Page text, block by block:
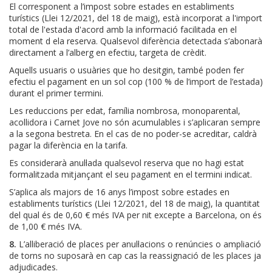
El corresponent a l’impost sobre estades en establiments
turístics (Llei 12/2021, del 18 de maig), està incorporat a l'import
total de l'estada d'acord amb la informació facilitada en el
moment d ela reserva. Qualsevol diferència detectada s’abonarà
directament a l’alberg en efectiu, targeta de crèdit.
Aquells usuaris o usuàries que ho desitgin, també poden fer
efectiu el pagament en un sol cop (100 % de l’import de l’estada)
durant el primer termini.
Les reduccions per edat, família nombrosa, monoparental,
acollidora i Carnet Jove no són acumulables i s’aplicaran sempre
a la segona bestreta. En el cas de no poder-se acreditar, caldrà
pagar la diferència en la tarifa.
Es considerarà anul·lada qualsevol reserva que no hagi estat
formalitzada mitjançant el seu pagament en el termini indicat.
S’aplica als majors de 16 anys l’impost sobre estades en
establiments turístics (Llei 12/2021, del 18 de maig), la quantitat
del qual és de 0,60 € més IVA per nit excepte a Barcelona, on és
de 1,00 € més IVA.
8. L’alliberació de places per anul·lacions o renúncies o ampliació
de torns no suposarà en cap cas la reassignació de les places ja
adjudicades.